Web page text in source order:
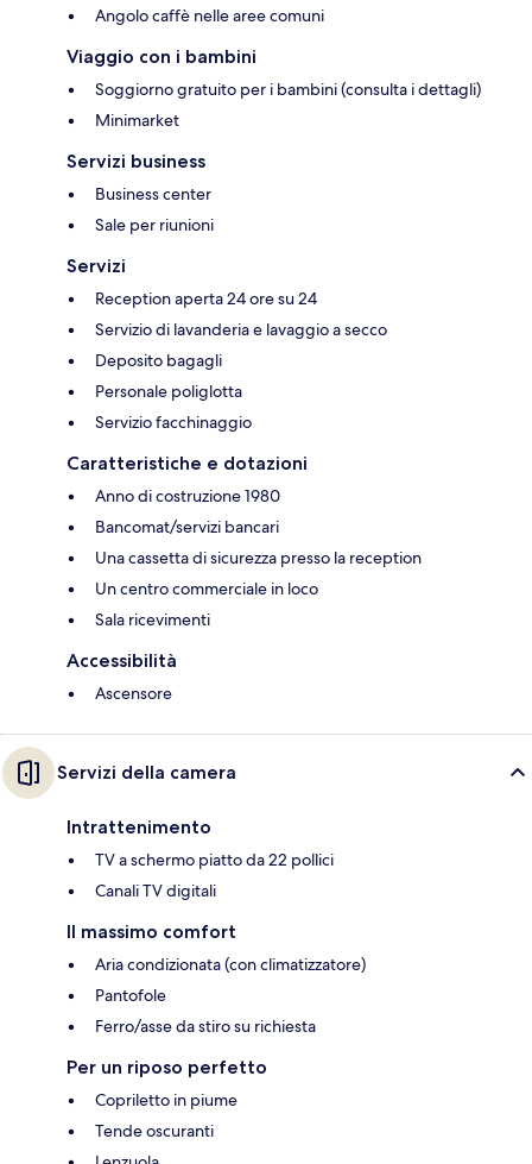
Angolo caffè nelle aree comuni
Viaggio con i bambini
Soggiorno gratuito per i bambini (consulta i dettagli)
Minimarket
Servizi business
Business center
Sale per riunioni
Servizi
Reception aperta 24 ore su 24
Servizio di lavanderia e lavaggio a secco
Deposito bagagli
Personale poliglotta
Servizio facchinaggio
Caratteristiche e dotazioni
Anno di costruzione 1980
Bancomat/servizi bancari
Una cassetta di sicurezza presso la reception
Un centro commerciale in loco
Sala ricevimenti
Accessibilità
Ascensore
Servizi della camera
Intrattenimento
TV a schermo piatto da 22 pollici
Canali TV digitali
Il massimo comfort
Aria condizionata (con climatizzatore)
Pantofole
Ferro/asse da stiro su richiesta
Per un riposo perfetto
Copriletto in piume
Tende oscuranti